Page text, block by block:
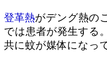
登革熱がデング熱の
では患者が発生する。
共に蚊が媒体になっ